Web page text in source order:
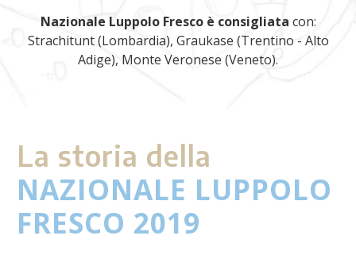
Nazionale Luppolo Fresco è consigliata con:
Strachitunt (Lombardia), Graukase (Trentino - Alto
Adige), Monte Veronese (Veneto).
La storia della
NAZIONALE LUPPOLO
FRESCO 2019